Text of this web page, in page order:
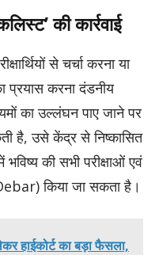
की कार्रवाई
से चर्चा करना या
प्रयास करना दंडनीय
का उल्लंघन पाए जाने पर
है, उसे केंद्र से निष्कासित
की सभी परीक्षाओं एवं
किया जा सकता है।
हाईकोर्ट का बड़ा फैसला,